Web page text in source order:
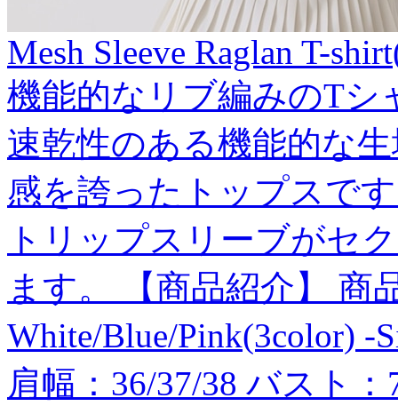
Mesh Sleeve Raglan T-
機能的なリブ編みのTシ
速乾性のある機能的な
感を誇ったトップスで
トリップスリーブがセ
ます。 【商品紹介】 商
White/Blue/Pink(3color) -
肩幅：36/37/38 バスト